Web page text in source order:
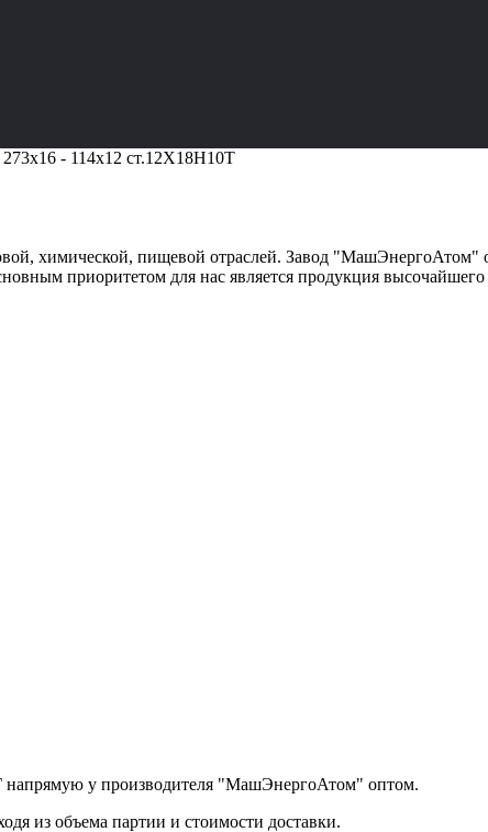
- 114х12 ст.12Х18Н10Т
химической, пищевой отраслей. Завод
приоритетом для нас является продукция
напрямую у производителя "МашЭнергоАтом" оптом.
из объема партии и стоимости доставки.